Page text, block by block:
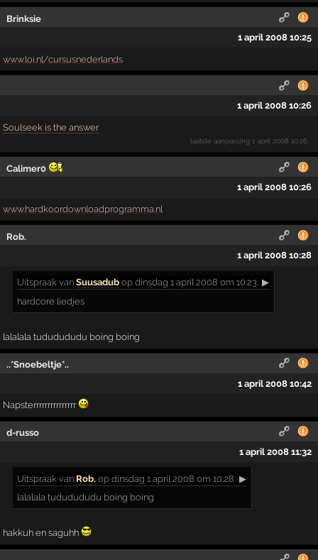
Brinksie
1 april 2008 10:25
www.loi.nl/cursusnederlands
1 april 2008 10:26
Soulseek is the answer
laatste aanpassing1 april 2008 10:26
Calimer0
1 april 2008 10:26
www.hardkoordownloadprogramma.nl
Rob.
1 april 2008 10:28
Uitspraak vanSuusadub op dinsdag 1 april 2008 om 10:23: ▶
hardcore liedjes
lalalala tududududu boing boing
..*Snoebeltje*..
1 april 2008 10:42
Napsterrrrrrrrrrrrrrr
d-russo
1 april 2008 11:32
Uitspraak van Rob. op dinsdag 1 april 2008 om 10:28: ▶
lalalala tududududu boing boing
hakkuh en saguhh